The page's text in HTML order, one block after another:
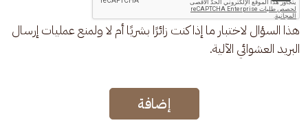
هذا السؤال لاختبار ما إذا كنت زائرًا بشريًا أم لا ولمنع عمليات إرسال
البريد العشوائي الآلية.
إضافة